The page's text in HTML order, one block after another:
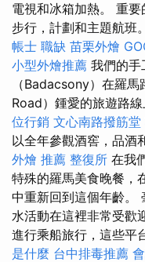
電視和冰箱加熱。 重要
步行，計劃和主題航班。
帳士 職缺 苗栗外燴
小型外燴推薦 我們的手
（Badacsony）在羅
Road）鍾愛的旅遊路
位行銷 文心南路撥筋堂
以全年參觀酒窖，品酒
外燴 推薦 整復所 在我
特殊的羅馬美食晚餐，
中重新回到這個年齡。
水活動在這裡非常受歡
進行乘船旅行，這些平
是什麼 台中排毒推薦